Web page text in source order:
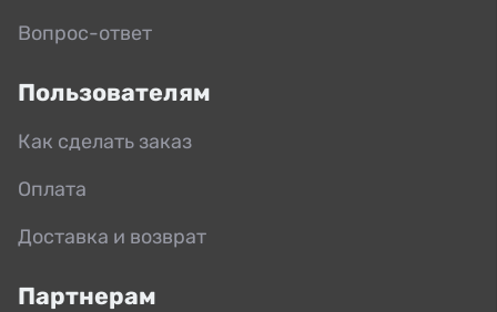
Вопрос-ответ
Пользователям
Как сделать заказ
Оплата
Доставка и возврат
Партнерам